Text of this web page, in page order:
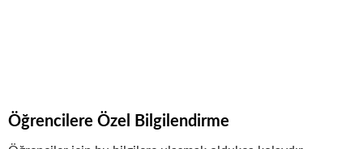
Öğrencilere Özel Bilgilendirme